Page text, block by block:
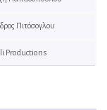
Πιτόσογλου
Productions